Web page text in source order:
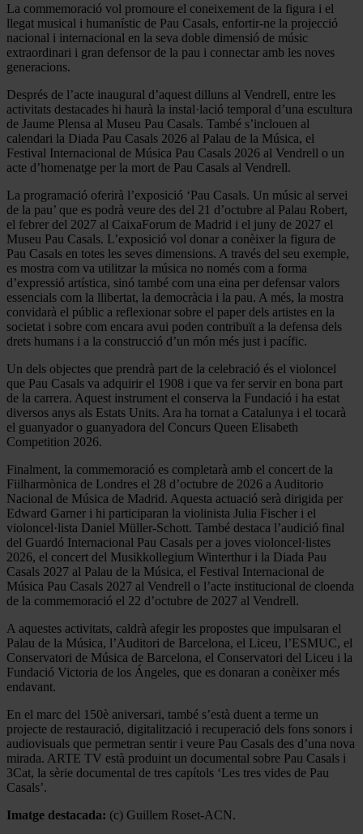
La commemoració vol promoure el coneixement de la figura i el
llegat musical i humanístic de Pau Casals, enfortir-ne la projecció
nacional i internacional en la seva doble dimensió de músic
extraordinari i gran defensor de la pau i connectar amb les noves
generacions.
Després de l’acte inaugural d’aquest dilluns al Vendrell, entre les
activitats destacades hi haurà la instal·lació temporal d’una escultura
de Jaume Plensa al Museu Pau Casals. També s’inclouen al
calendari la Diada Pau Casals 2026 al Palau de la Música, el
Festival Internacional de Música Pau Casals 2026 al Vendrell o un
acte d’homenatge per la mort de Pau Casals al Vendrell.
La programació oferirà l’exposició ‘Pau Casals. Un músic al servei
de la pau’ que es podrà veure des del 21 d’octubre al Palau Robert,
el febrer del 2027 al CaixaForum de Madrid i el juny de 2027 el
Museu Pau Casals. L’exposició vol donar a conèixer la figura de
Pau Casals en totes les seves dimensions. A través del seu exemple,
es mostra com va utilitzar la música no només com a forma
d’expressió artística, sinó també com una eina per defensar valors
essencials com la llibertat, la democràcia i la pau. A més, la mostra
convidarà el públic a reflexionar sobre el paper dels artistes en la
societat i sobre com encara avui poden contribuït a la defensa dels
drets humans i a la construcció d’un món més just i pacífic.
Un dels objectes que prendrà part de la celebració és el violoncel
que Pau Casals va adquirir el 1908 i que va fer servir en bona part
de la carrera. Aquest instrument el conserva la Fundació i ha estat
diversos anys als Estats Units. Ara ha tornat a Catalunya i el tocarà
el guanyador o guanyadora del Concurs Queen Elisabeth
Competition 2026.
Finalment, la commemoració es completarà amb el concert de la
Fiilharmònica de Londres el 28 d’octubre de 2026 a Auditorio
Nacional de Música de Madrid. Aquesta actuació serà dirigida per
Edward Garner i hi participaran la violinista Julia Fischer i el
violoncel·lista Daniel Müller-Schott. També destaca l’audició final
del Guardó Internacional Pau Casals per a joves violoncel·listes
2026, el concert del Musikkollegium Winterthur i la Diada Pau
Casals 2027 al Palau de la Música, el Festival Internacional de
Música Pau Casals 2027 al Vendrell o l’acte institucional de cloenda
de la commemoració el 22 d’octubre de 2027 al Vendrell.
A aquestes activitats, caldrà afegir les propostes que impulsaran el
Palau de la Música, l’Auditori de Barcelona, el Liceu, l’ESMUC, el
Conservatori de Música de Barcelona, el Conservatori del Liceu i la
Fundació Victoria de los Ángeles, que es donaran a conèixer més
endavant.
En el marc del 150è aniversari, també s’està duent a terme un
projecte de restauració, digitalització i recuperació dels fons sonors i
audiovisuals que permetran sentir i veure Pau Casals des d’una nova
mirada. ARTE TV està produint un documental sobre Pau Casals i
3Cat, la sèrie documental de tres capítols ‘Les tres vides de Pau
Casals’.
Imatge destacada: (c) Guillem Roset-ACN.